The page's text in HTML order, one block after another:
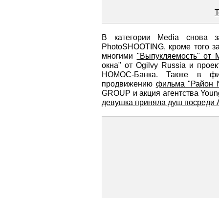
В категории Media снова
PhotoSHOOTING, кроме того
многими "Выпукляемость" от
окна" от Ogilvy Russia и
НОМОС-Банка. Также в
продвижению фильма
GROUP и акция агентства
девушка приняла душ посреди